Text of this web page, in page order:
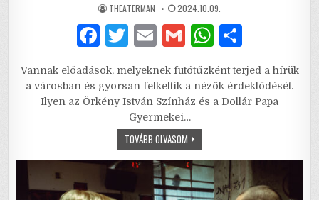
AUTHOR:
THEATERMAN PUBLISHED
DATE:
2024.10.09.
F
c
e
b
o
k
T
it
te
r
E
ai
l
G
ai
l
W
at
s
p
ar
e
Vannak előadások, melyeknek futótűzként terjed a hírük
a városban és gyorsan felkeltik a nézők érdeklődését.
Ilyen az Örkény István Színház és a Dollár Papa
Gyermekei…
TOVÁBB OLVASOMROMANTIKA
–
A
TERHEKET.
VÉGLEG.